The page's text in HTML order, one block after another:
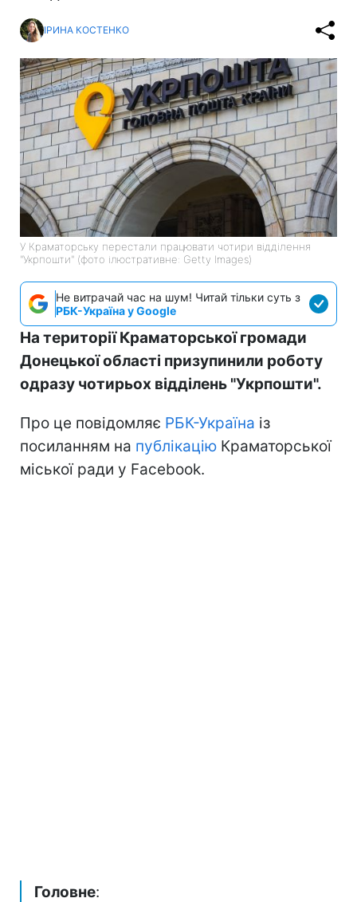
ІРИНА КОСТЕНКО
У Краматорську перестали працювати чотири відділення
"Укрпошти" (фото ілюстративне: Getty Images)
Не витрачай час на шум! Читай тільки суть з
РБК-Україна у Google
На території Краматорської громади
Донецької області призупинили роботу
одразу чотирьох відділень "Укрпошти".
Про це повідомляє РБК-Україна із
посиланням на публікацію Краматорської
міської ради у Facebook.
Головне: